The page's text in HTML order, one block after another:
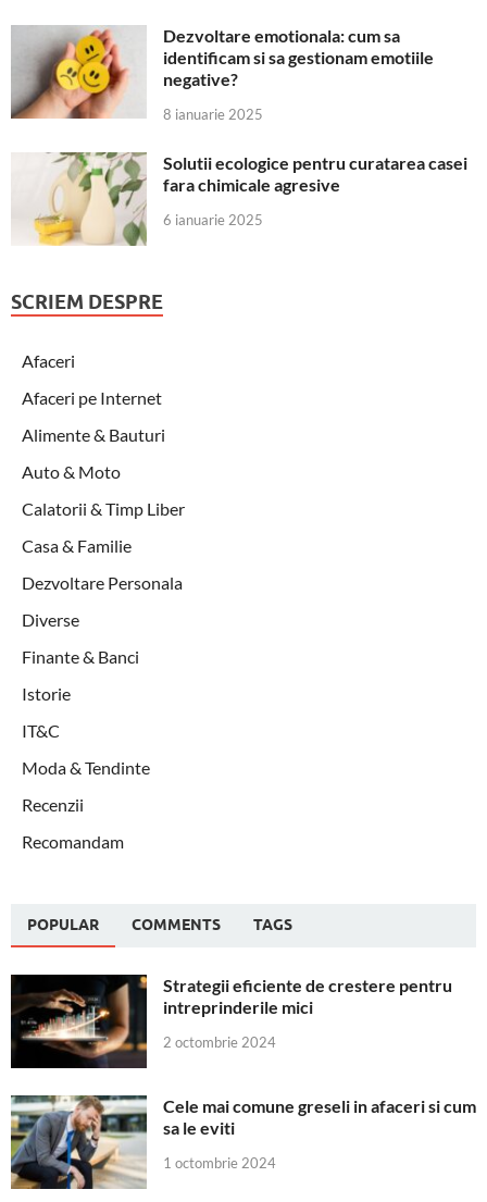
Dezvoltare emotionala: cum sa
identificam si sa gestionam emotiile
negative?
8 ianuarie 2025
Solutii ecologice pentru curatarea casei
fara chimicale agresive
6 ianuarie 2025
SCRIEM DESPRE
Afaceri
Afaceri pe Internet
Alimente & Bauturi
Auto & Moto
Calatorii & Timp Liber
Casa & Familie
Dezvoltare Personala
Diverse
Finante & Banci
Istorie
IT&C
Moda & Tendinte
Recenzii
Recomandam
POPULAR COMMENTS TAGS
Strategii eficiente de crestere pentru
intreprinderile mici
2 octombrie 2024
Cele mai comune greseli in afaceri si cum
sa le eviti
1 octombrie 2024